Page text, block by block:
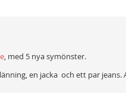
, med 5 nya symönster.
en jacka och ett par jeans.